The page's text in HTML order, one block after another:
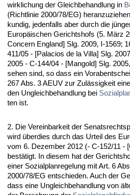
wirk­li­chung der Gleich­be­hand­lung in
(Richt­li­nie 2000/78/EG)
kun­dig, je­den­falls aber durch die
Eu­ropäischen Ge­richts­hofs (5. März
Con­cern Eng­land] Slg. 2009, I-1569;
411/05 - [Pa­la­ci­os de la Vil­la] Slg.
2005 - C-144/04 - [Man­gold] Slg.
se­hen sind, so dass ein
267 Abs. 3 AEUV zur Zulässig­keit
den Un­gleich­be­hand­lung bei
ten ist.
2. Die Ver­ein­bar­keit der
wird über­dies durch das Ur­teil des
vom 6. De­zem­ber 2012 (- C-152/11 -
bestätigt. In die­sem hat der
ei­ner So­zi­al­plan­re­ge­lung mit Art. 6
2000/78/EG ent­schie­den. Auch der
dass ei­ne Un­gleich­be­hand­lung von